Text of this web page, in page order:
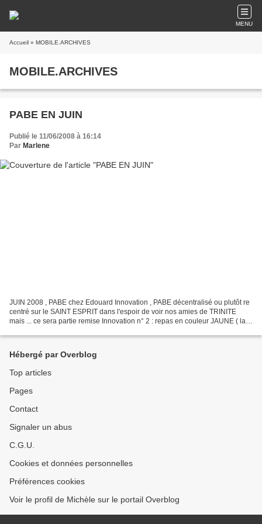
MENU
Accueil » MOBILE.ARCHIVES
MOBILE.ARCHIVES
PABE EN JUIN
Publié le 11/06/2008 à 16:14
Par Marlene
JUIN 2008 , PABE chez Edouard Innovation , PABE décentralisé ou plutôt re
centré sur le SAINT ESPRIT dans l'espoir de voir nos amies de TRINITE
mais ... ce sera partie remise Innovation n° 2 : repas en couleur JAUNE ( la
Hébergé par Overblog
Top articles
Pages
Contact
Signaler un abus
C.G.U.
Cookies et données personnelles
Préférences cookies
Voir le profil de Michèle sur le portail Overblog